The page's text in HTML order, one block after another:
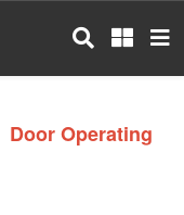
Door Operating